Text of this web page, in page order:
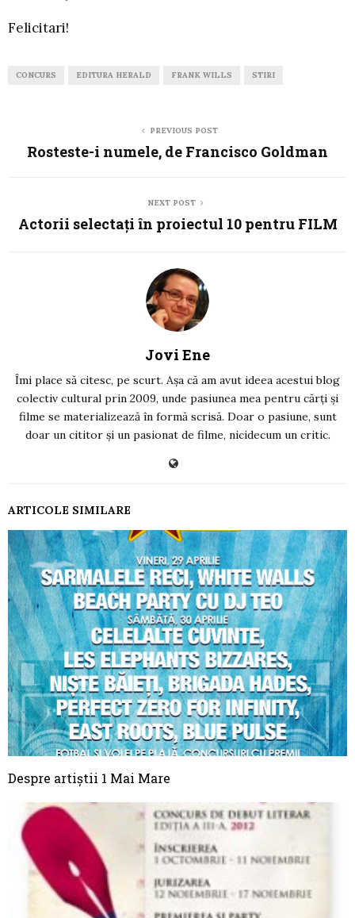
Felicitari!
CONCURS EDITURA HERALD FRANK WILLS STIRI
PREVIOUS POST
Rosteste-i numele, de Francisco Goldman
NEXT POST
Actorii selectați în proiectul 10 pentru FILM
Jovi Ene
Îmi place să citesc, pe scurt. Așa că am avut ideea acestui blog
colectiv cultural prin 2009, unde pasiunea mea pentru cărți și
filme se materializează în formă scrisă. Doar o pasiune, sunt
doar un cititor și un pasionat de filme, nicidecum un critic.
ARTICOLE SIMILARE
Despre artiştii 1 Mai Mare